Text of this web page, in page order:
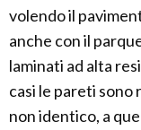
volendo il
anche con il
laminati ad alta
casi le pareti sono
non identico, a